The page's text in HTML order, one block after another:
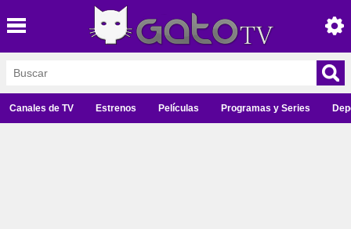
Canales de TV Estrenos Películas Programas y Series